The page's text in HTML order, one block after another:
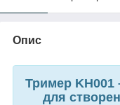
Опис
Тример KH001
для